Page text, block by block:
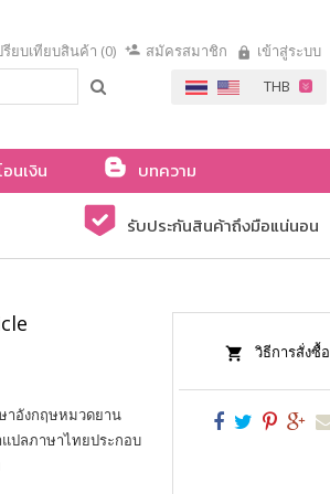
รียบเทียบสินค้า (0) สมัครสมาชิก เข้าสู่ระบบ
นเงิน
บทความ
รับประกันสินค้าถึงมือแน่นอน
าอังกฤษหมวดยาน
ปลภาษาไทยประกอบ
วิธีการสั่งซื้อ